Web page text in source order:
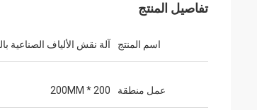
تفاصيل المنتج
اسم المنتج آلة نقش الألياف الصناعية
عمل منطقة 200 * 200MM